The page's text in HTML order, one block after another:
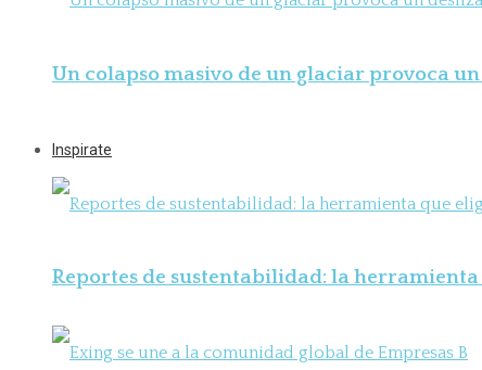
Un colapso masivo de un glaciar provoca
Inspirate
Reportes de sustentabilidad: la